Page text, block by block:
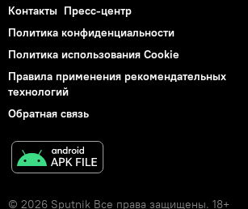
Контакты Пресс-центр
Политика конфиденциальности
Политика использования Cookie
Правила применения рекомендательных
технологий
Обратная связь
© 2026 Sputnik Все права защищены. 18+